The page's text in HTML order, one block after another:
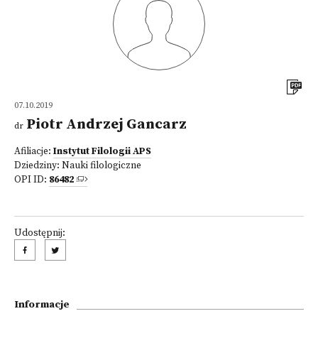
07.10.2019
dr Piotr Andrzej Gancarz
Afiliacje: Instytut Filologii APS
Dziedziny: Nauki filologiczne
OPI ID: 86482
Udostępnij:
Informacje